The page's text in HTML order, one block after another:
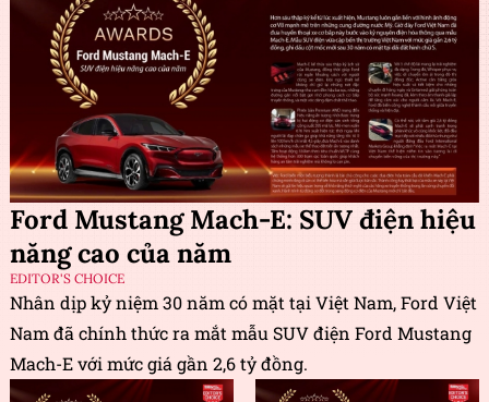
Ford Mustang Mach-E: SUV điện hiệu
năng cao của năm
EDITOR'S CHOICE
Nhân dịp kỷ niệm 30 năm có mặt tại Việt Nam, Ford Việt
Nam đã chính thức ra mắt mẫu SUV điện Ford Mustang
Mach-E với mức giá gần 2,6 tỷ đồng.